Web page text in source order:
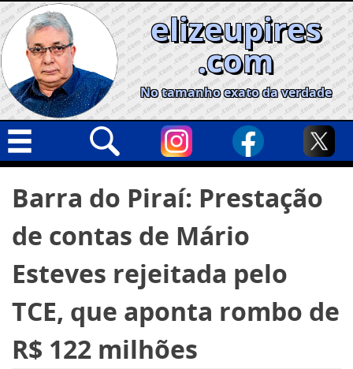
Skip
to
content
elizeupires
.com
No tamanho exato da verdade
Geral
Cidades
Política
Opinião
Informe especial
por:
Barra do Piraí: Prestação
de contas de Mário
Esteves rejeitada pelo
TCE, que aponta rombo de
R$ 122 milhões